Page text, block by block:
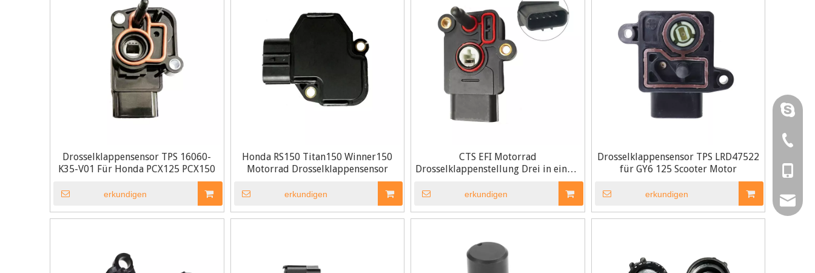
Drosselklappensensor TPS 16060-
K35-V01 Für Honda PCX125 PCX150
erkundigen
Honda RS150 Titan150 Winner150
Motorrad Drosselklappensensor
erkundigen
CTS EFI Motorrad
Drosselklappenstellung Drei in einem
erkundigen
Drosselklappensensor TPS LRD47522
für GY6 125 Scooter Motor
erkundigen
0086-
0086-